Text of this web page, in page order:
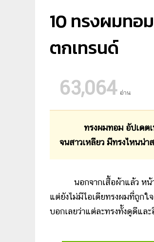
10 ทรงผมทอ
ตกเทรนด์
63,064 อ่าน
ทรงผมทอม อัปเดตเทร
จนสาวเหลียว มีทรงไหนน่า
นอกจากเสื้อผ้าแล้ว หน้า-
แต่ยังไม่มีไอเดียทรงผมที่ถูก
บอกเลยว่าแต่ละทรงทั้งดูดีแล